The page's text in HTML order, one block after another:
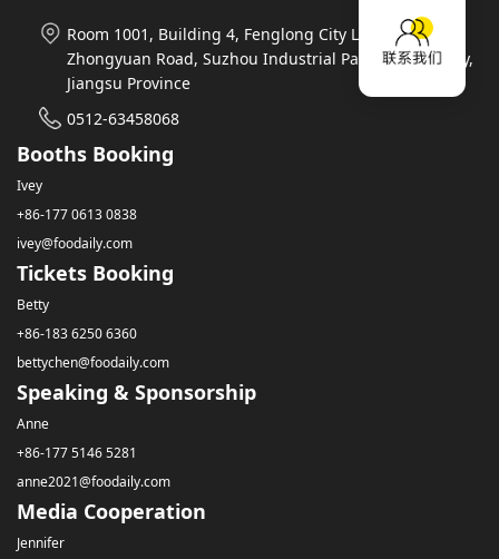
Room 1001, Building 4, Fenglong City Life Plaza, 788
Zhongyuan Road, Suzhou Industrial Park, Suzhou City,
Jiangsu Province
0512-63458068
Booths Booking
Ivey
+86-177 0613 0838
ivey@foodaily.com
Tickets Booking
Betty
+86-183 6250 6360
bettychen@foodaily.com
Speaking & Sponsorship
Anne
+86-177 5146 5281
anne2021@foodaily.com
Media Cooperation
Jennifer